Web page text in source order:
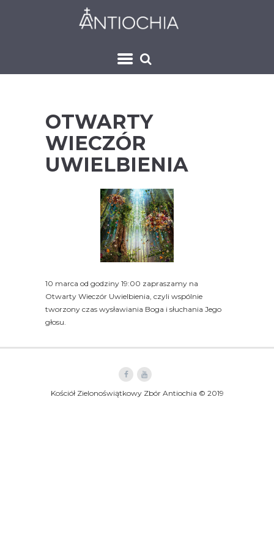
OTWARTY
WIECZÓR
UWIELBIENIA
10 marca od godziny 19:00 zapraszamy na
Otwarty Wieczór Uwielbienia, czyli wspólnie
tworzony czas wysławiania Boga i słuchania Jego
głosu.
Kościół Zielonoświątkowy Zbór Antiochia © 2019